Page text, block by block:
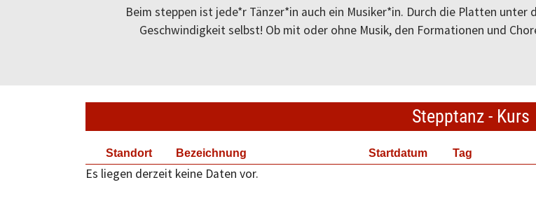
Beim steppen ist jede*r Tänzer*in auch ein Musiker*in. Durch die Platten
Geschwindigkeit selbst! Ob mit oder ohne Musik, den Formationen und
Stepptanz - Kurs
Standort Bezeichnung Startdatum Tag
Es liegen derzeit keine Daten vor.